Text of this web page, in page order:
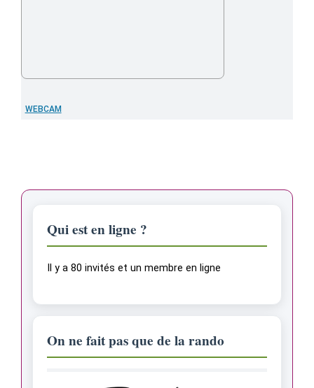
WEBCAM
Qui est en ligne ?
Il y a 80 invités et un membre en ligne
On ne fait pas que de la rando